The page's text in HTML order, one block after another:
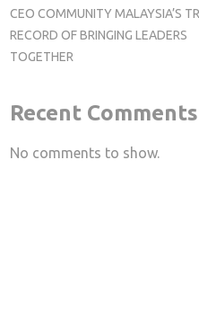
CEO COMMUNITY MALAYSIA’S
RECORD OF BRINGING LEADERS
TOGETHER
Recent Comments
No comments to show.